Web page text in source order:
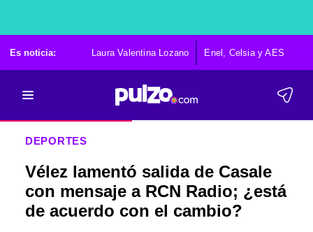
Es noticia: Laura Valentina Lozano Enel, Celsia y AES
DEPORTES
Vélez lamentó salida de Casale
con mensaje a RCN Radio; ¿está
de acuerdo con el cambio?